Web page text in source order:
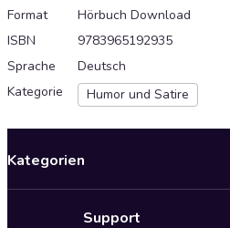
Format
Hörbuch Download
ISBN
9783965192935
Sprache
Deutsch
Kategorie
Humor und Satire
Kategorien
Support